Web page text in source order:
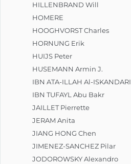
HILLENBRAND Will
HOMERE
HOOGHVORST Charles
HORNUNG Erik
HUIJS Peter
HUSEMANN Armin J.
IBN ATA-ILLAH Al-ISKANDARI
IBN TUFAYL Abu Bakr
JAILLET Pierrette
JERAM Anita
JIANG HONG Chen
JIMENEZ-SANCHEZ Pilar
JODOROWSKY Alexandro